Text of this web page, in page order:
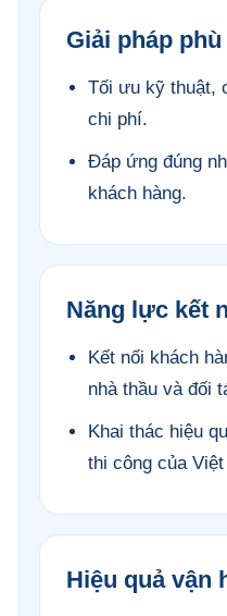
Giải pháp
Tối ưu kỹ thuật,
chi phí.
Đáp ứng đúng
khách hàng.
Năng lực kết
Kết nối khách
nhà thầu và đối
Khai thác hiệu
thi công của
Hiệu quả vận